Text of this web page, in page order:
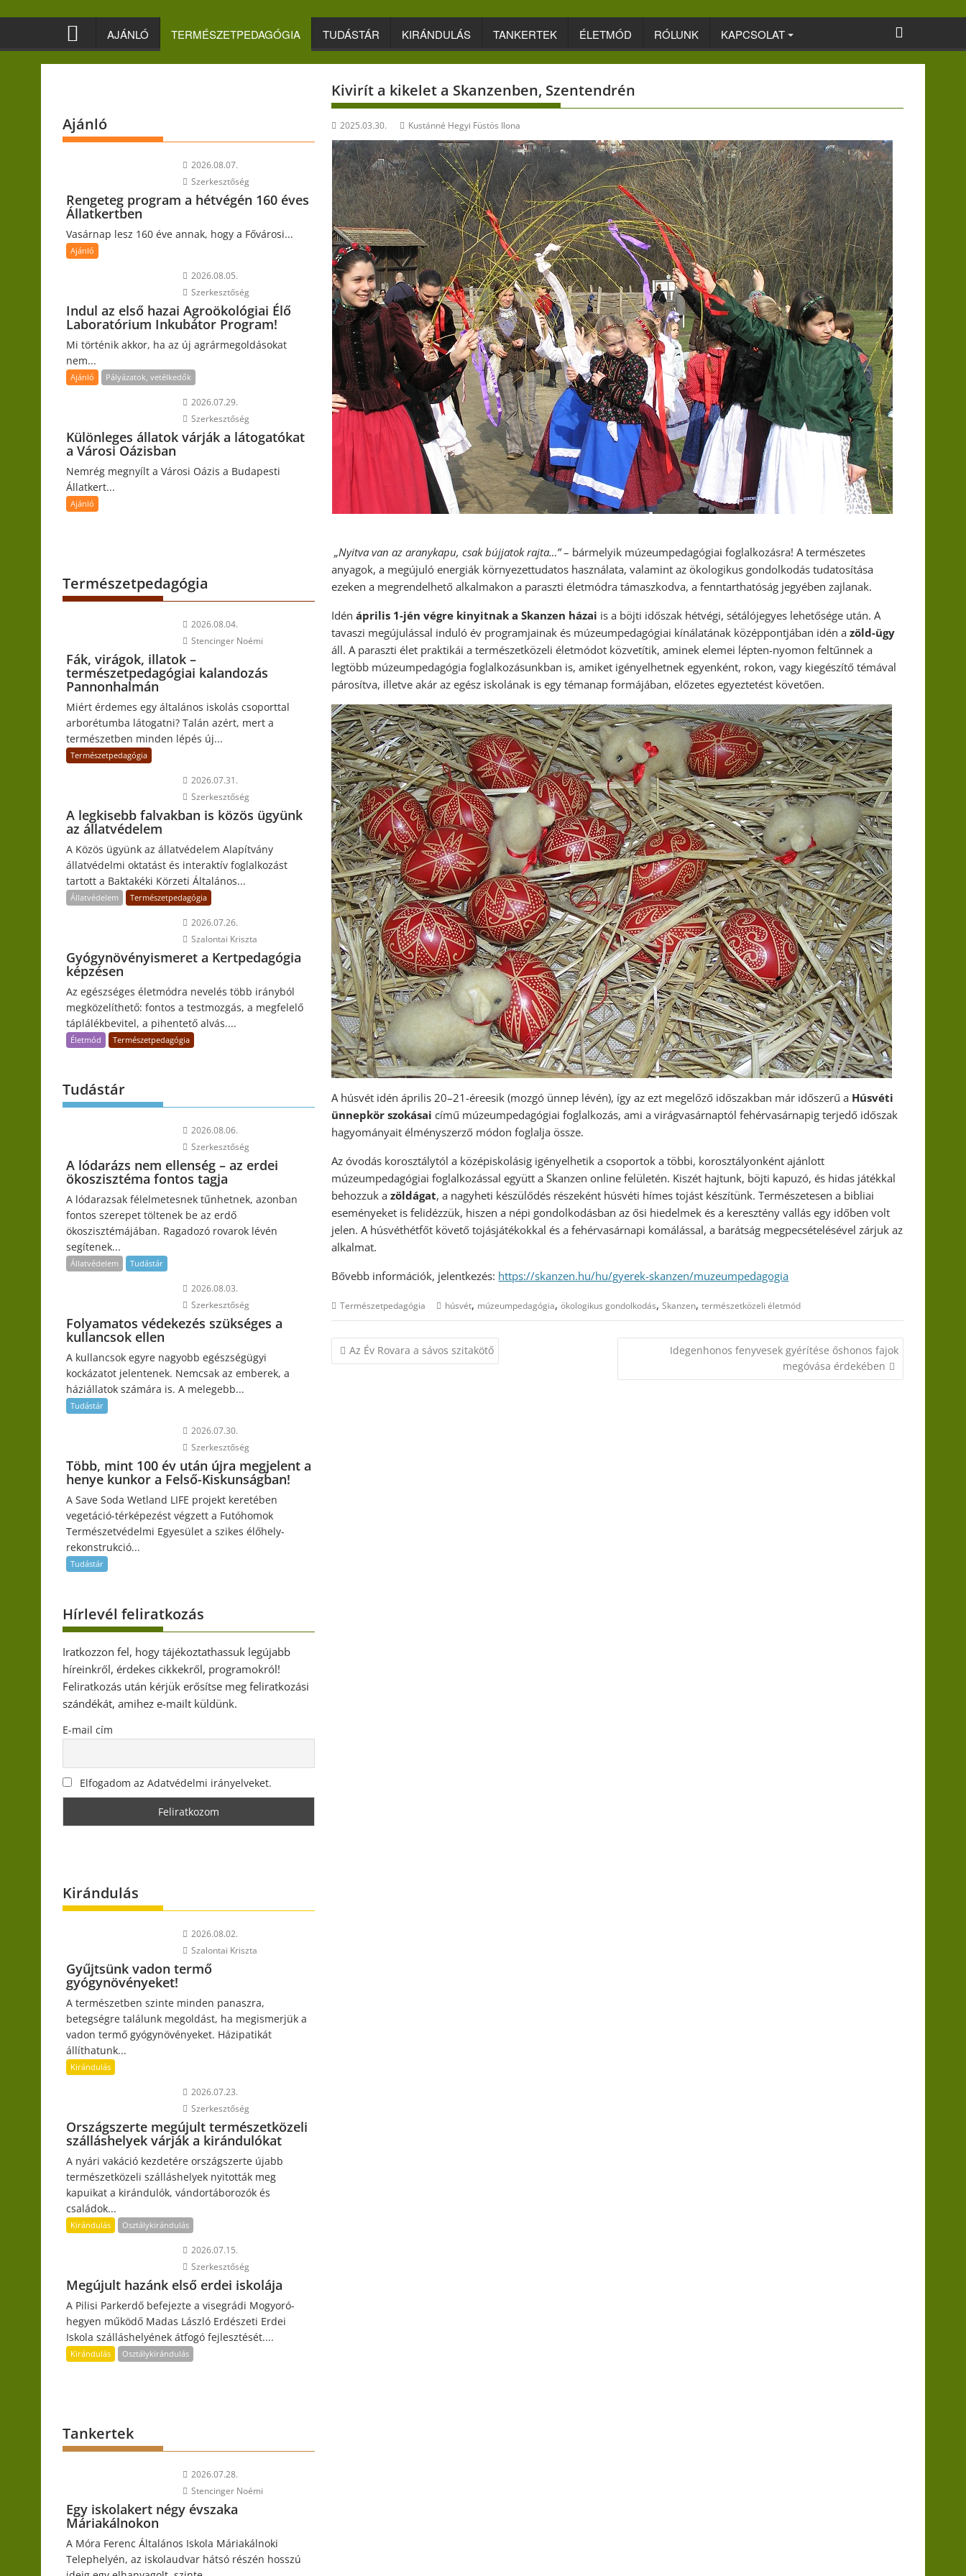
AJÁNLÓ TERMÉSZETPEDAGÓGIA TUDÁSTÁR KIRÁNDULÁS TANKERTEK ÉLETMÓD RÓLUNK KAPCSOLAT
Kivirít a kikelet a Skanzenben, Szentendrén
2025.03.30. Kustánné Hegyi Füstös Ilona
„Nyitva van az aranykapu, csak bújjatok rajta…”– bármelyik múzeumpedagógiai foglalkozásra! A természetes
anyagok, a megújuló energiák környezettudatos használata, valamint az ökologikus gondolkodás tudatosítása
ezeken a megrendelhető alkalmakon a paraszti életmódra támaszkodva, a fenntarthatóság jegyében zajlanak.
Idénáprilis 1-jén végre kinyitnak a Skanzen házai is a böjti időszak hétvégi, sétálójegyes lehetősége után. A
tavaszi megújulással induló év programjainak és múzeumpedagógiai kínálatának középpontjában idén azöld-ügy
áll. A paraszti élet praktikái a természetközeli életmódot közvetítik, aminek elemei lépten-nyomon feltűnnek a
legtöbb múzeumpedagógia foglalkozásunkban is, amiket igényelhetnek egyenként, rokon, vagy kiegészítő témával
párosítva, illetve akár az egész iskolának is egy témanap formájában, előzetes egyeztetést követően.
A húsvét idén április 20–21-éreesik (mozgó ünnep lévén), így az ezt megelőző időszakban már időszerű a Húsvéti
ünnepkör szokásai című múzeumpedagógiai foglalkozás, ami a virágvasárnaptól fehérvasárnapig terjedő időszak
hagyományait élményszerző módon foglalja össze.
Az óvodás korosztálytól a középiskolásig igényelhetik a csoportok a többi, korosztályonként ajánlott
múzeumpedagógiai foglalkozással együtt a Skanzen online felületén. Kiszét hajtunk, böjti kapuzó, és hidas játékkal
behozzuk azöldágat, a nagyheti készülődés részeként húsvéti hímes tojást készítünk. Természetesen a bibliai
eseményeket is felidézzük, hiszen a népi gondolkodásban az ősi hiedelmek és a keresztény vallás egy időben volt
jelen. A húsvéthétfőt követő tojásjátékokkal és a fehérvasárnapi komálással, a barátság megpecsételésével zárjuk az
alkalmat.
Bővebb információk, jelentkezés: https://skanzen.hu/hu/gyerek-skanzen/muzeumpedagogia
Természetpedagógia húsvét, múzeumpedagógia,ökologikus gondolkodás,Skanzen,természetközeli életmód
Bejegyzés
navigáció
Az Év Rovara a sávos szitakötő
Idegenhonos fenyvesek gyérítése őshonos fajok
megóvása érdekében
Ajánló
2026.08.07.
Szerkesztőség
Rengeteg program a hétvégén 160 éves
Állatkertben
Vasárnap lesz 160 éve annak, hogy a Fővárosi...
Ajánló
2026.08.05.
Szerkesztőség
Indul az első hazai Agroökológiai Élő
Laboratórium Inkubátor Program!
Mi történik akkor, ha az új agrármegoldásokat
nem...
Ajánló Pályázatok, vetélkedők
2026.07.29.
Szerkesztőség
Különleges állatok várják a látogatókat
a Városi Oázisban
Nemrég megnyílt a Városi Oázis a Budapesti
Állatkert...
Ajánló
Természetpedagógia
2026.08.04.
Stencinger Noémi
Fák, virágok, illatok –
természetpedagógiai kalandozás
Pannonhalmán
Miért érdemes egy általános iskolás csoporttal
arborétumba látogatni? Talán azért, mert a
természetben minden lépés új...
Természetpedagógia
2026.07.31.
Szerkesztőség
A legkisebb falvakban is közös ügyünk
az állatvédelem
A Közös ügyünk az állatvédelem Alapítvány
állatvédelmi oktatást és interaktív foglalkozást
tartott a Baktakéki Körzeti Általános...
Állatvédelem Természetpedagógia
2026.07.26.
Szalontai Kriszta
Gyógynövényismeret a Kertpedagógia
képzésen
Az egészséges életmódra nevelés több irányból
megközelíthető: fontos a testmozgás, a megfelelő
táplálékbevitel, a pihentető alvás....
Életmód Természetpedagógia
Tudástár
2026.08.06.
Szerkesztőség
A lódarázs nem ellenség – az erdei
ökoszisztéma fontos tagja
A lódarazsak félelmetesnek tűnhetnek, azonban
fontos szerepet töltenek be az erdő
ökoszisztémájában. Ragadozó rovarok lévén
segítenek...
Állatvédelem Tudástár
2026.08.03.
Szerkesztőség
Folyamatos védekezés szükséges a
kullancsok ellen
A kullancsok egyre nagyobb egészségügyi
kockázatot jelentenek. Nemcsak az emberek, a
háziállatok számára is. A melegebb...
Tudástár
2026.07.30.
Szerkesztőség
Több, mint 100 év után újra megjelent a
henye kunkor a Felső-Kiskunságban!
A Save Soda Wetland LIFE projekt keretében
vegetáció-térképezést végzett a Futóhomok
Természetvédelmi Egyesület a szikes élőhely-
rekonstrukció...
Tudástár
Hírlevél feliratkozás
Iratkozzon fel, hogy tájékoztathassuk legújabb
híreinkről, érdekes cikkekről, programokról!
Feliratkozás után kérjük erősítse meg feliratkozási
szándékát, amihez e-mailt küldünk.
E-mail cím
Elfogadom az Adatvédelmi irányelveket.
Kirándulás
2026.08.02.
Szalontai Kriszta
Gyűjtsünk vadon termő
gyógynövényeket!
A természetben szinte minden panaszra,
betegségre találunk megoldást, ha megismerjük a
vadon termő gyógynövényeket. Házipatikát
állíthatunk...
Kirándulás
2026.07.23.
Szerkesztőség
Országszerte megújult természetközeli
szálláshelyek várják a kirándulókat
A nyári vakáció kezdetére országszerte újabb
természetközeli szálláshelyek nyitották meg
kapuikat a kirándulók, vándortáborozók és
családok...
Kirándulás Osztálykirándulás
2026.07.15.
Szerkesztőség
Megújult hazánk első erdei iskolája
A Pilisi Parkerdő befejezte a visegrádi Mogyoró-
hegyen működő Madas László Erdészeti Erdei
Iskola szálláshelyének átfogó fejlesztését....
Kirándulás Osztálykirándulás
Tankertek
2026.07.28.
Stencinger Noémi
Egy iskolakert négy évszaka
Máriakálnokon
A Móra Ferenc Általános Iskola Máriakálnoki
Telephelyén, az iskolaudvar hátsó részén hosszú